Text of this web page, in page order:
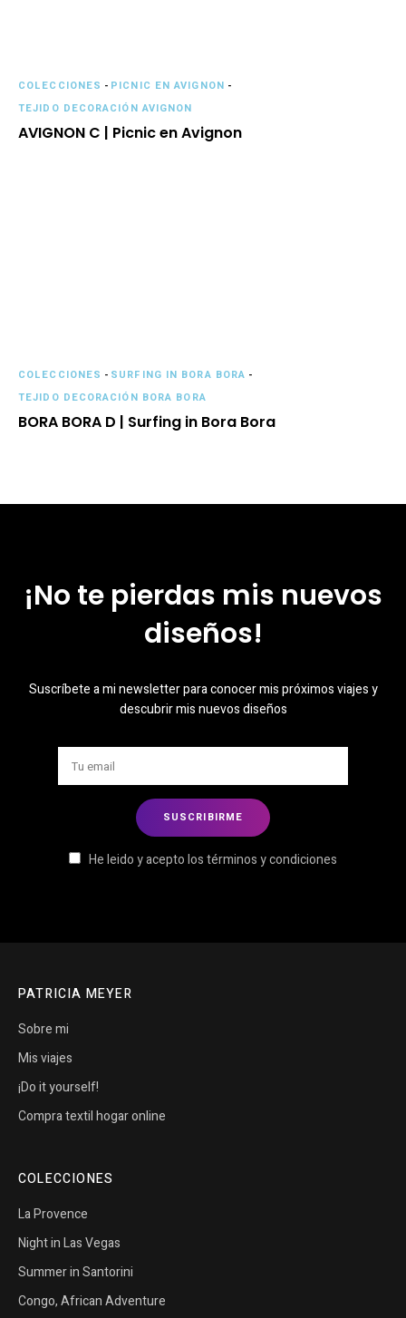
COLECCIONES - PICNIC EN AVIGNON -
TEJIDO DECORACIÓN AVIGNON
AVIGNON C | Picnic en Avignon
COLECCIONES - SURFING IN BORA BORA -
TEJIDO DECORACIÓN BORA BORA
BORA BORA D | Surfing in Bora Bora
¡No te pierdas mis nuevos
diseños!
Suscríbete a mi newsletter para conocer mis próximos viajes y
descubrir mis nuevos diseños
He leido y acepto los términos y condiciones
PATRICIA MEYER
Sobre mi
Mis viajes
¡Do it yourself!
Compra textil hogar online
COLECCIONES
La Provence
Night in Las Vegas
Summer in Santorini
Congo, African Adventure